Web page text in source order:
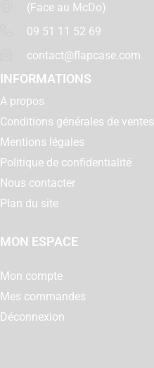
(Face au McDo)
09 51 11 52 69
contact@flapcase.com
INFORMATIONS
A propos
Conditions générales de ventes
Mentions légales
Politique de confidentialité
Nous contacter
Plan du site
MON ESPACE
Mon compte
Mes commandes
Déconnexion